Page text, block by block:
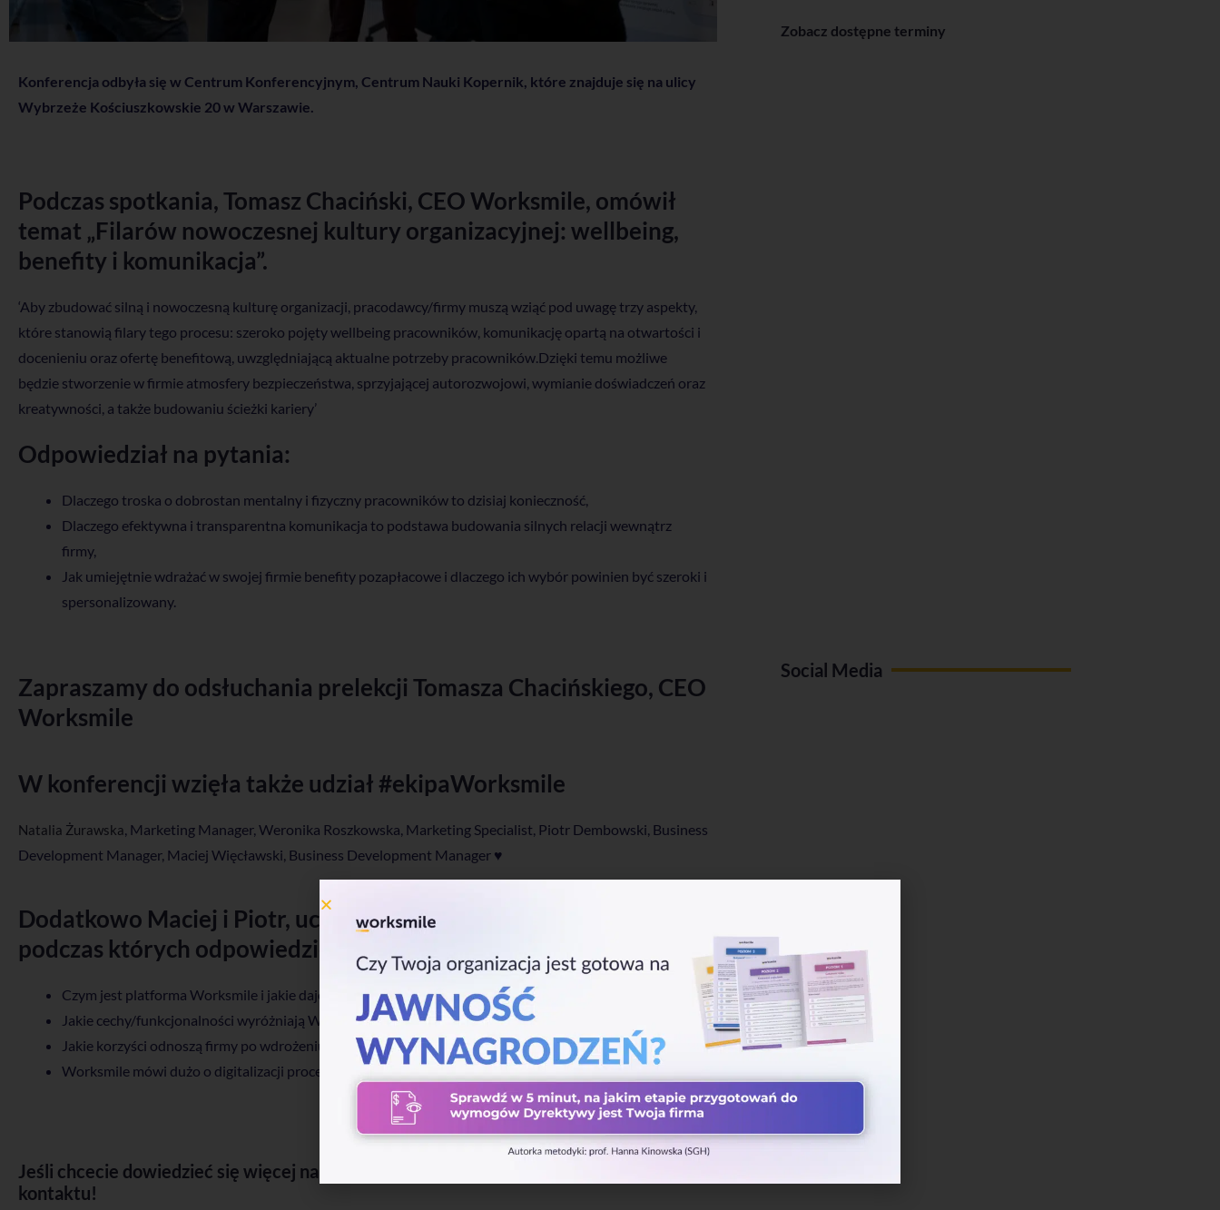
Konferencja odbyła się w Centrum Konferencyjnym, Centrum Nauki Kopernik, które znajduje się na ulicy
Wybrzeże Kościuszkowskie 20 w Warszawie.
Podczas spotkania, Tomasz Chaciński, CEO Worksmile, omówił
temat „Filarów nowoczesnej kultury organizacyjnej: wellbeing,
benefity i komunikacja”.
‘Aby zbudować silną i nowoczesną kulturę organizacji, pracodawcy/firmy muszą wziąć pod uwagę trzy aspekty,
które stanowią filary tego procesu: szeroko pojęty wellbeing pracowników, komunikację opartą na otwartości i
docenieniu oraz ofertę benefitową, uwzględniającą aktualne potrzeby pracowników.Dzięki temu możliwe
będzie stworzenie w firmie atmosfery bezpieczeństwa, sprzyjającej autorozwojowi, wymianie doświadczeń oraz
kreatywności, a także budowaniu ścieżki kariery’
Odpowiedział na pytania:
Dlaczego troska o dobrostan mentalny i fizyczny pracowników to dzisiaj konieczność,
Dlaczego efektywna i transparentna komunikacja to podstawa budowania silnych relacji wewnątrz
firmy,
Jak umiejętnie wdrażać w swojej firmie benefity pozapłacowe i dlaczego ich wybór powinien być szeroki i
spersonalizowany.
Zapraszamy do odsłuchania prelekcji Tomasza Chacińskiego, CEO
Worksmile
W konferencji wzięła także udział #ekipaWorksmile
Natalia Żurawska, Marketing Manager, Weronika Roszkowska, Marketing Specialist, Piotr Dembowski, Business
Development Manager, Maciej Więcławski, Business Development Manager ♥️
Dodatkowo Maciej i Piotr, uczestniczyli w wystąpieniach live,
podczas których odpowiedzieli na pytania:
Czym jest platforma Worksmile i jakie daje możliwości?
Jakie cechy/funkcjonalności wyróżniają Worksmile na tle konkurencji?
Jakie korzyści odnoszą firmy po wdrożeniu platformy w swojej organizacji?
Worksmile mówi dużo o digitalizacji procesów, na czym one polegają, co ułatwiają i jakie dają korzyści?
Jeśli chcecie dowiedzieć się więcej na temat platformy Worksmile, zapraszamy do
kontaktu!
Zobacz dostępne terminy
Social Media